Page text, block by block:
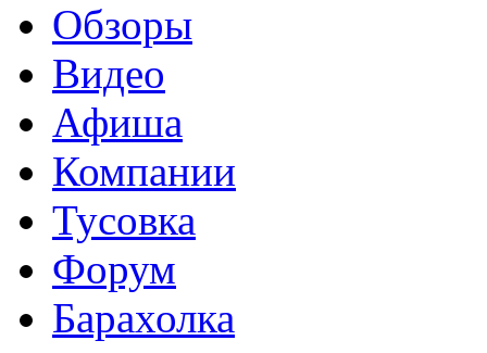
Обзоры
Видео
Афиша
Компании
Тусовка
Форум
Барахолка